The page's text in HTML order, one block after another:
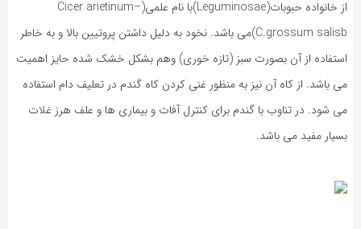
از خانواده حبوبات(Leguminosae)با نام علمی(Cicer arietinum–
C.grossum salisb)می باشد. نخود به دلیل داشتن پروتیین بالا و به خاطر
استفاده از آن بصورت سبز (تازه خوری) وهم بشکل خشک شده حایز اهمیت
می باشد. از کاه آن نیز به منظور غنی کردن کاه گندم در تعلیف دام استفاده
می شود. در تناوب با گندم برای کنترل آفات و بیماری ها و علف هرز غلات
بسیار مفید می باشد.